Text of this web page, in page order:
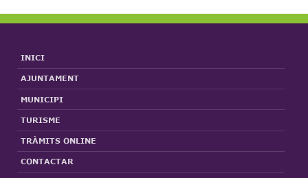
INICI
AJUNTAMENT
MUNICIPI
TURISME
TRÀMITS ONLINE
CONTACTAR